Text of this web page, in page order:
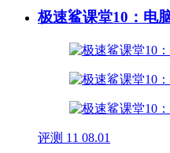
极速鲨课堂10：电
评测 11 08.01